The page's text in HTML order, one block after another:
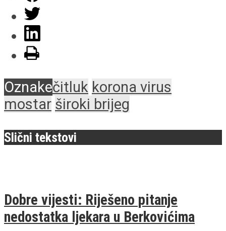
Oznakečitluk korona virus
mostar široki brijeg
Slični tekstovi
Dobre vijesti: Riješeno pitanje
nedostatka ljekara u Berkovićima